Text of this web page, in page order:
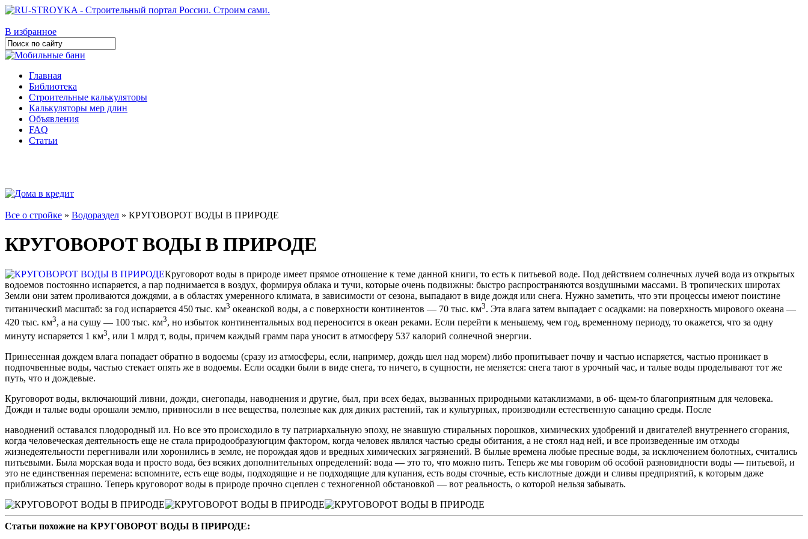
В избранное
Главная
Библиотека
Строительные калькуляторы
Калькуляторы мер длин
Объявления
FAQ
Статьи
Все о стройке » Водораздел » КРУГОВОРОТ ВОДЫ В ПРИРОДЕ
КРУГОВОРОТ ВОДЫ В ПРИРОДЕ
Круговорот воды в природе имеет прямое отно­шение к теме данной книги, то есть к питьевой воде. Под действием солнечных лучей вода из открытых
водоемов постоянно испаряется, а пар поднимается в воздух, формируя облака и тучи, которые очень подвижны: быстро распространяются воздушными массами. В тропических широтах
Земли они затем проливаются дождями, а в областях умеренного кли­мата, в зависимости от сезона, выпадают в виде до­ждя или снега. Нужно заметить, что эти процессы имеют поистине
титанический масштаб: за год испа­ряется 450 тыс. км3 океанской воды, а с поверхности континентов — 70 тыс. км3. Эта влага затем выпада­ет с осадками: на поверхность мирового океана —
420 тыс. км3, а на сушу — 100 тыс. км3, но избыток континентальных вод переносится в океан реками. Если перейти к меньшему, чем год, временному пе­риоду, то окажется, что за одну
минуту испаряет­ся 1 км3, или 1 млрд т, воды, причем каждый грамм пара уносит в атмосферу 537 калорий солнечной энергии.
Принесенная дождем влага попадает обратно в водоемы (сразу из атмосферы, если, например, дождь шел над морем) либо пропитывает почву и частью испаряется, частью проникает в
подпочвен­ные воды, частью стекает опять же в водоемы. Если осадки были в виде снега, то ничего, в сущности, не меняется: снега тают в урочный час, и талые воды проделывают тот же
путь, что и дождевые.
Круговорот воды, включающий ливни, дожди, снегопады, наводнения и другие, был, при всех бе­дах, вызванных природными катаклизмами, в об- щем-то благоприятным для человека.
Дожди и талые воды орошали землю, привносили в нее вещества, полезные как для диких растений, так и культурных, производили естественную санацию среды. После
наводнений оставался плодородный ил. Но все это происходило в ту патриархальную эпоху, не знав­шую стиральных порошков, химических удобрений и двигателей внутреннего сгорания,
когда человече­ская деятельность еще не стала природообразуюгцим фактором, когда человек являлся частью среды оби­тания, а не стоял над ней, и все произведенные им отходы
жизнедеятельности перегнивали или хоронились в земле, не порождая ядов и вредных химических загрязнений. В былые времена любые пресные воды, за исключением болотных, счита­лись
питьевыми. Была морская вода и просто вода, без всяких дополнительных определений: вода — это то, что можно пить. Теперь же мы говорим об особой разновидности воды — питьевой, и
это не единственная перемена: вспомните, есть еще воды, подходящие и не подходящие для купания, есть во­ды сточные, есть кислотные дожди и сливы пред­приятий, к которым даже
приближаться страшно. Теперь круговорот воды в природе прочно сцеплен с техногенной обстановкой — вот реальность, о ко­торой нельзя забывать.
Статьи похожие на КРУГОВОРОТ ВОДЫ В ПРИРОДЕ: